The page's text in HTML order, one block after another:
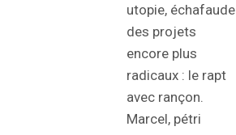
utopie, échafaude
des projets
encore plus
radicaux : le rapt
avec rançon.
Marcel, pétri